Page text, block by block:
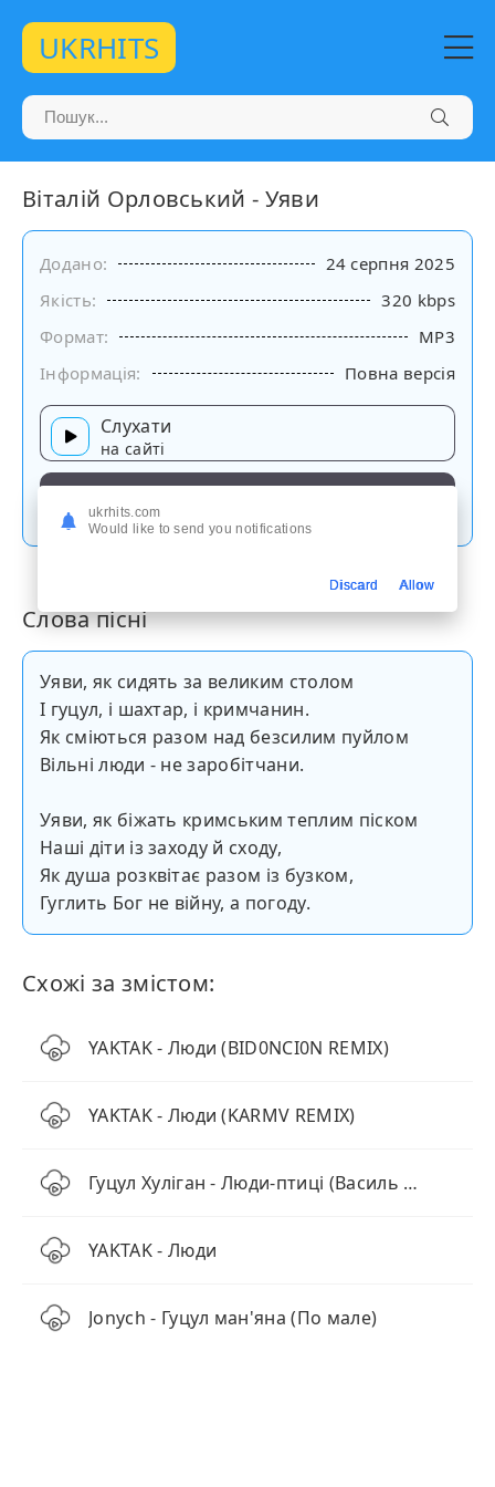
UKRHITS
Віталій Орловський - Уяви
Додано:
24 серпня 2025
Якість:
320 kbps
Формат:
MP3
Інформація:
Повна версія
Слухати
на сайті
Слова пісні
Уяви, як сидять за великим столом
І гуцул, і шахтар, і кримчанин.
Як сміються разом над безсилим пуйлом
Вільні люди - не заробітчани.
Уяви, як біжать кримським теплим піском
Наші діти із заходу й сходу,
Як душа розквітає разом із бузком,
Гуглить Бог не війну, а погоду.
Схожі за змістом:
YAKTAK - Люди (BID0NCI0N REMIX)
YAKTAK - Люди (KARMV REMIX)
Гуцул Хуліган - Люди-птиці (Василь Мельникович)
YAKTAK - Люди
Jonych - Гуцул ман'яна (По мале)
ukrhits.com
Would like to send you notifications
Discard Allow